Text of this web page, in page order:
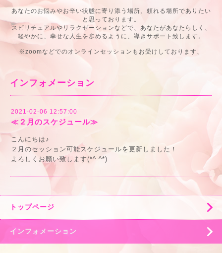
あなたのお悩みやお辛い状態に寄り添う場所、頼れる場所でありたい
と思っております。
スピリチュアルやリラクゼーションなどで、あなたがあなたらしく、
軽やかに、幸せな人生を歩めるように、導きサポート致します。
※zoomなどでのオンラインセッションもお受けしております、
インフォメーション
2021-02-06 12:57:00
≪２月のスケジュール≫
こんにちは♪
２月のセッション可能スケジュールを更新しました！
よろしくお願い致します(*^.^*)
トップページ
インフォメーション